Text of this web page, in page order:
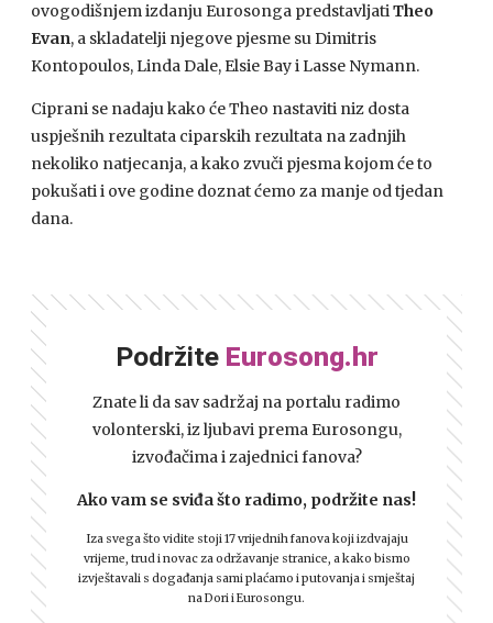
ovogodišnjem izdanju Eurosonga predstavljatiTheo
Evan, a skladatelji njegove pjesme su Dimitris
Kontopoulos, Linda Dale, Elsie Bay i Lasse Nymann.
Ciprani se nadaju kako će Theo nastaviti niz dosta
uspješnih rezultata ciparskih rezultata na zadnjih
nekoliko natjecanja, a kako zvuči pjesma kojom će to
pokušati i ove godine doznat ćemo za manje od tjedan
dana.
Podržite Eurosong.hr
Znate li da sav sadržaj na portalu radimo
volonterski, iz ljubavi prema Eurosongu,
izvođačima i zajednici fanova?
Ako vam se sviđa što radimo, podržite nas!
Iza svega što vidite stoji 17 vrijednih fanova koji izdvajaju
vrijeme, trud i novac za održavanje stranice, a kako bismo
izvještavali s događanja sami plaćamo i putovanja i smještaj
na Dori i Eurosongu.